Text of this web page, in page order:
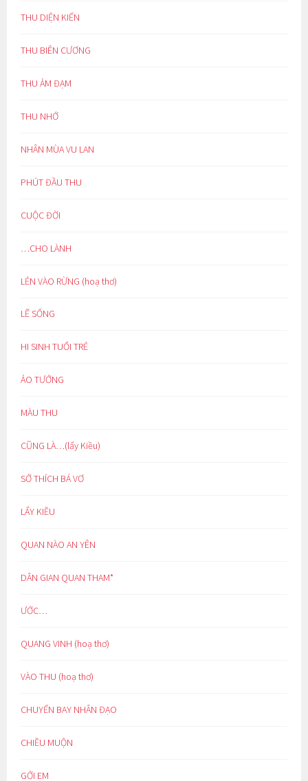
THU DIỆN KIẾN
THU BIÊN CƯƠNG
THU ẢM ĐẠM
THU NHỚ
NHÂN MÙA VU LAN
PHÚT ĐẦU THU
CUỘC ĐỜI
…CHO LÀNH
LẺN VÀO RỪNG (hoạ thơ)
LẼ SỐNG
HI SINH TUỔI TRẺ
ẢO TƯỞNG
MÀU THU
CŨNG LÀ…(lẩy Kiều)
SỞ THÍCH BÁ VƠ
LẨY KIỀU
QUAN NÀO AN YÊN
DÂN GIAN QUAN THAM*
ƯỚC…
QUANG VINH (hoạ thơ)
VÀO THU (hoạ thơ)
CHUYẾN BAY NHÂN ĐẠO
CHIỀU MUỘN
GỞI EM